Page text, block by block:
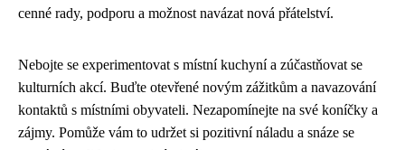
cenné rady, podporu a možnost navázat nová přátelství.
Nebojte se experimentovat s místní kuchyní a zúčastňovat se
kulturních akcí. Buďte otevřené novým zážitkům a navazování
kontaktů s místními obyvateli. Nezapomínejte na své koníčky a
zájmy. Pomůže vám to udržet si pozitivní náladu a snáze se